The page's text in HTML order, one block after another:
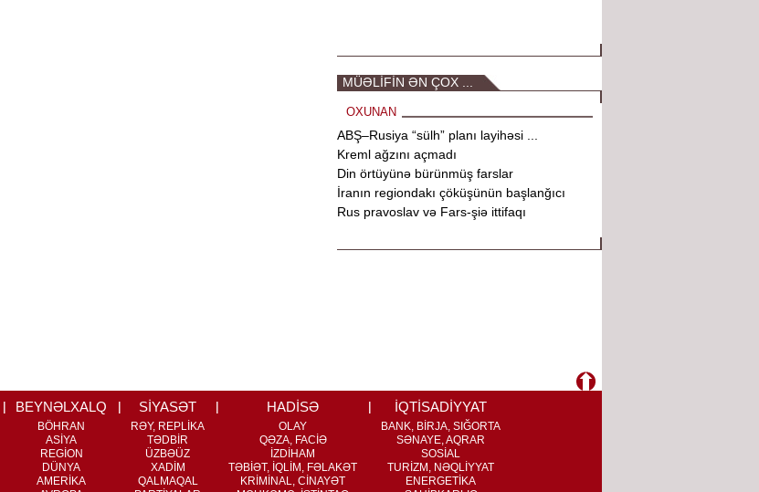
MÜƏLİFİN ƏN ÇOX ...
OXUNAN
ABŞ–Rusiya “sülh” planı layihəsi ...
Kreml ağzını açmadı
Din örtüyünə bürünmüş farslar
İranın regiondakı çöküşünün başlanğıcı
Rus pravoslav və Fars-şiə ittifaqı
BEYNƏLXALQ
BÖHRAN
ASİYA
REGİON
DÜNYA
AMERİKA
SİYASƏT
RƏY, REPLİKA
TƏDBİR
ÜZBƏÜZ
XADİM
QALMAQAL
HADİSƏ
OLAY
QƏZA, FACİƏ
İZDİHAM
TƏBİƏT, İQLİM, FƏLAKƏT
KRİMİNAL, CİNAYƏT
İQTİSADİYYAT
BANK, BİRJA, SIĞORTA
SƏNAYE, AQRAR
SOSİAL
TURİZM, NƏQLİYYAT
ENERGETİKA